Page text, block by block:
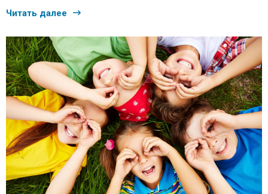
Читать далее